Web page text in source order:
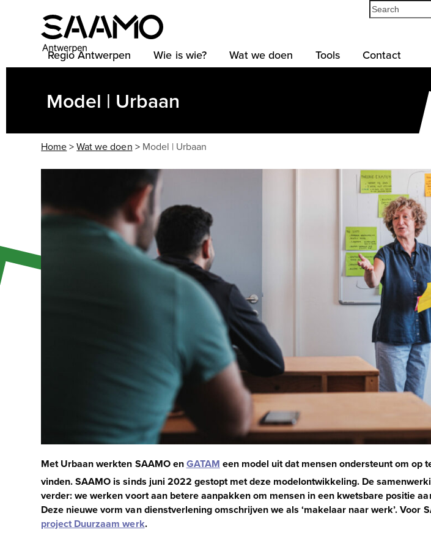
Search
Regio Antwerpen Wie is wie? Wat we doen Tools Contact
Model | Urbaan
Home>Wat we doen > Model | Urbaan
Met Urbaan werkten SAAMO enGATAM een model uit dat mensen ondersteunt om op
vinden. SAAMO is sinds juni 2022 gestopt met deze modelontwikkeling. De
verder: we werken voort aan betere aanpakken om mensen in een kwetsbare positie
Deze nieuwe vorm van dienstverlening omschrijven we als ‘makelaar naar werk’. Voor
project Duurzaam werk.